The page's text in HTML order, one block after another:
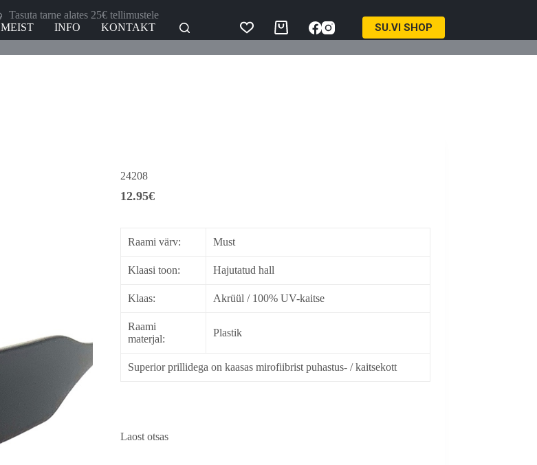
Tasuta tarne alates 25€ tellimustele
MEIST INFO KONTAKT Ostukorv SU.VI SHOP
24208
12.95€
Raami värv: Must
Klaasi toon: Hajutatud hall
Klaas: Akrüül / 100% UV-kaitse
Raami
materjal:
Plastik
Superior prillidega on kaasas mirofiibrist puhastus- / kaitsekott
Laost otsas